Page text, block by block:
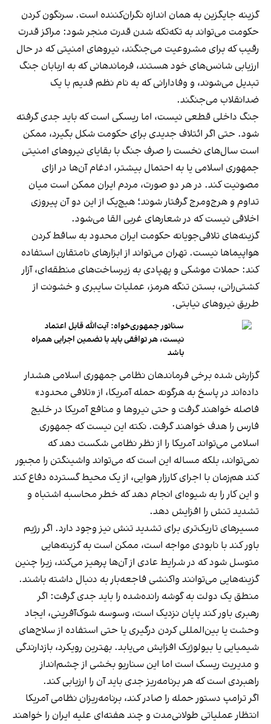
گزینه جایگزین به همان اندازه نگران‌کننده است. سرنگون کردن
حکومت می‌تواند به تکه‌تکه شدن قدرت منجر شود: مراکز قدرت
رقیب که برای مشروعیت می‌جنگند، نیروهای امنیتی که در حال
ارزیابی شانس‌های خود هستند، فرماندهانی که به اربابان جنگ
تبدیل می‌شوند، و وفادارانی که به نام نظم قدیم با یک
ضدانقلاب می‌جنگند.
جنگ داخلی قطعی نیست، اما ریسکی است که باید جدی گرفته
شود. حتی اگر ائتلاف جدیدی برای حکومت شکل بگیرد، ممکن
است سال‌های نخست را صرف جنگ با بقایای نیروهای امنیتی
جمهوری اسلامی یا به احتمال بیشتر، ادغام آن‌ها در ازای
مصونیت کند. در هر دو صورت، مردم ایران ممکن است میان
تداوم و هرج‌ومرج گرفتار شوند؛ هیچ‌یک از این دو آن پیروزی
اخلاقی نیست که در شعارهای غربی القا می‌شود.
گزینه‌های تلافی‌جویانه حکومت ایران محدود به ساقط کردن
هواپیماها نیست. تهران می‌تواند از ابزارهای نامتقارن استفاده
کند: حملات موشکی و پهپادی به زیرساخت‌های منطقه‌ای، آزار
کشتی‌رانی، بستن تنگه هرمز، عملیات سایبری و خشونت از
طریق نیروهای نیابتی.
سناتور جمهوری‌خواه: آیت‌الله قابل اعتماد
نیست، هر توافقی باید با تضمین اجرایی همراه
باشد
گزارش شده برخی فرماندهان نظامی جمهوری اسلامی هشدار
داده‌اند در پاسخ به هرگونه حمله آمریکا، از «تلافی محدود»
فاصله خواهند گرفت و حتی نیروها و منافع آمریکا در خلیج
فارس را هدف خواهند گرفت. نکته این نیست که جمهوری
اسلامی می‌تواند آمریکا را از نظر نظامی شکست دهد که
نمی‌تواند، بلکه مساله این است که می‌تواند واشینگتن را مجبور
کند هم‌زمان با اجرای کارزار هوایی، از یک محیط گسترده دفاع کند
و این کار را به شیوه‌ای انجام دهد که خطر محاسبه اشتباه و
تشدید تنش را افزایش دهد.
مسیرهای تاریک‌تری برای تشدید تنش نیز وجود دارد. اگر رژیم
باور کند با نابودی مواجه است، ممکن است به گزینه‌هایی
متوسل شود که در شرایط عادی از آن‌ها پرهیز می‌کند، زیرا چنین
گزینه‌هایی می‌توانند واکنشی فاجعه‌بار به دنبال داشته باشند.
منطق یک دولت به گوشه رانده‌شده را باید جدی گرفت: اگر
رهبری باور کند پایان نزدیک است، وسوسه شوک‌آفرینی، ایجاد
وحشت یا بین‌المللی کردن درگیری یا حتی استفاده از سلاح‌های
شیمیایی یا بیولوژیک افزایش می‌یابد. بهترین رویکرد، بازدارندگی
و مدیریت ریسک است اما این سناریو بخشی از چشم‌انداز
راهبردی است که هر برنامه‌ریز جدی باید آن را ارزیابی کند.
اگر ترامپ دستور حمله را صادر کند، برنامه‌ریزان نظامی آمریکا
انتظار عملیاتی طولانی‌مدت و چند هفته‌ای علیه ایران را خواهند